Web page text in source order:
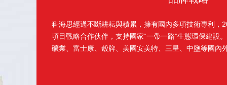
科海思經過不斷耕耘與積累，擁有國內多項技術專利，
項目戰略合作伙伴，支持國家“一帶一路”生態環保建設
礦業、富士康、殼牌、美國安美特、三星、中鹽等國內